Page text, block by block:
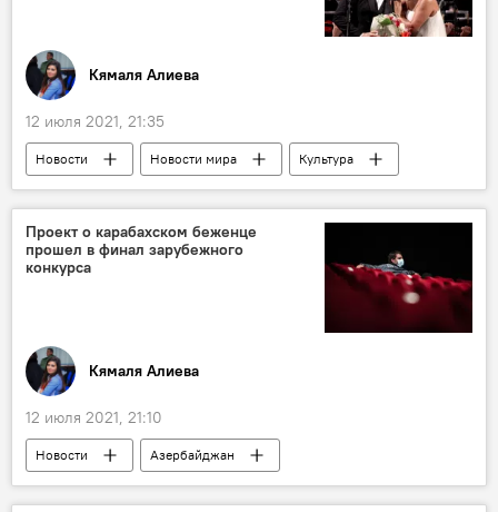
Кямаля Алиева
12 июля 2021, 21:35
Новости Новости мира
Культура
ЖИЗНЬ
Юсиф Эйвазов
Анна Нетребко
поцелуй Греция
Проект о карабахском беженце
прошел в финал зарубежного
конкурса
Кямаля Алиева
12 июля 2021, 21:10
Новости
Азербайджан
Новости мира
Культура
ЖИЗНЬ